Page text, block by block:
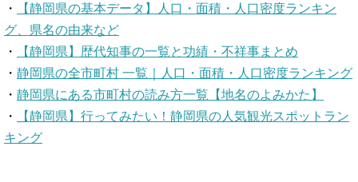
・
【静岡県の基本データ】人口・面積・人口密度ランキン
グ、県名の由来など
・
【静岡県】歴代知事の一覧と功績・不祥事まとめ
・ 静岡県の全市町村 一覧｜人口・面積・人口密度ランキング
・ 静岡県にある市町村の読み方一覧【地名のよみかた】
・
【静岡県】行ってみたい！静岡県の人気観光スポットラン
キング